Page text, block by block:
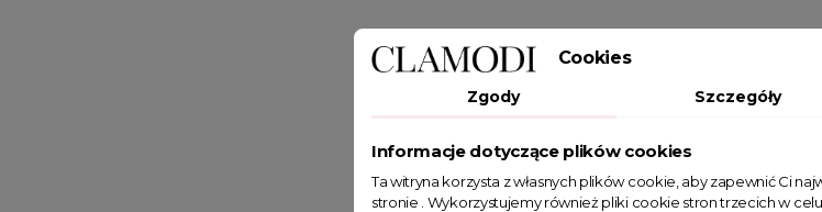
Cookies
Zgody Szczegóły
Informacje dotyczące plików cookies
Ta witryna korzysta z własnych plików cookie, aby zapewnić Ci
stronie . Wykorzystujemy również pliki cookie stron trzecich w celu